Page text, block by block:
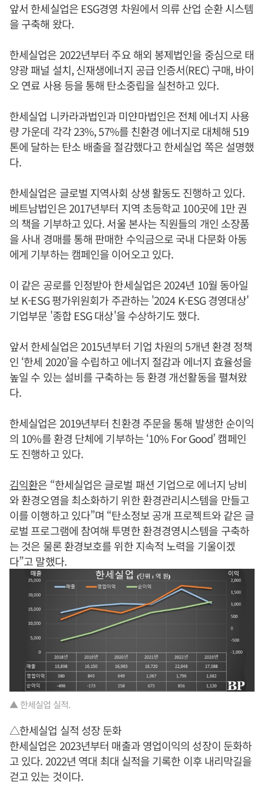
앞서 한세실업은 ESG경영 차원에서 의류 산업 순환 시스템
을 구축해 왔다.
한세실업은 2022년부터 주요 해외 봉제법인을 중심으로 태
양광 패널 설치, 신재생에너지 공급 인증서(REC) 구매, 바이
오 연료 사용 등을 통해 탄소중립을 실천하고 있다.
한세실업 니카라과법인과 미얀마법인은 전체 에너지 사용
량 가운데 각각 23%, 57%를 친환경 에너지로 대체해 519
톤에 달하는 탄소 배출을 절감했다고 한세실업 쪽은 설명했
다.
한세실업은 글로벌 지역사회 상생 활동도 진행하고 있다.
베트남법인은 2017년부터 지역 초등학교 100곳에 1만 권
의 책을 기부하고 있다. 서울 본사는 직원들의 개인 소장품
을 사내 경매를 통해 판매한 수익금으로 국내 다문화 아동
에게 기부하는 캠페인을 이어오고 있다.
이 같은 공로를 인정받아 한세실업은 2024년 10월 동아일
보 K-ESG 평가위원회가 주관하는 '2024 K-ESG 경영대상'
기업부문 '종합 ESG 대상'을 수상하기도 했다.
앞서 한세실업은 2015년부터 기업 차원의 5개년 환경 정책
인 ‘한세 2020’을 수립하고 에너지 절감과 에너지 효율성을
높일 수 있는 설비를 구축하는 등 환경 개선활동을 펼쳐왔
다.
한세실업은 2019년부터 친환경 주문을 통해 발생한 순이익
의 10%를 환경 단체에 기부하는 ‘10% For Good’ 캠페인
도 진행하고 있다.
김익환은 “한세실업은 글로벌 패션 기업으로 에너지 낭비
와 환경오염을 최소화하기 위한 환경관리시스템을 만들고
이를 이행하고 있다”며 “탄소정보 공개 프로젝트와 같은 글
로벌 프로그램에 참여해 투명한 환경경영시스템을 구축하
는 것은 물론 환경보호를 위한 지속적 노력을 기울이겠
다”고 말했다.
▲ 한세실업 실적.
△한세실업 실적 성장 둔화
한세실업은 2023년부터 매출과 영업이익의 성장이 둔화하
고 있다. 2022년 역대 최대 실적을 기록한 이후 내리막길을
걷고 있는 것이다.